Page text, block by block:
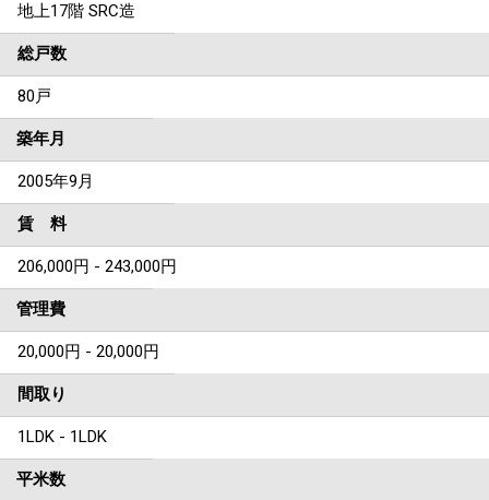
地上17階 SRC造
総戸数
80戸
築年月
2005年9月
賃 料
206,000円 - 243,000円
管理費
20,000円 - 20,000円
間取り
1LDK - 1LDK
平米数